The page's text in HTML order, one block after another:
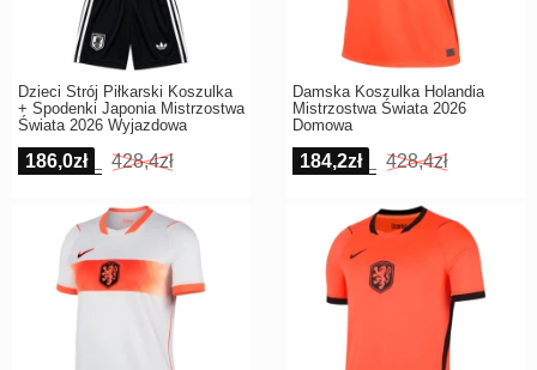
Dzieci Strój Piłkarski Koszulka
+ Spodenki Japonia Mistrzostwa
Świata 2026 Wyjazdowa
186,0zł 428,4zł
Damska Koszulka Holandia
Mistrzostwa Świata 2026
Domowa
184,2zł 428,4zł